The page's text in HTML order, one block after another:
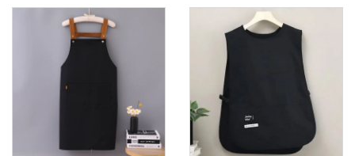
van canvas, met zakken
voor BBQ
vrouwen en mannen,
geschikt voor
kunstenaars, kapsalons,
barista's, koffiebars en